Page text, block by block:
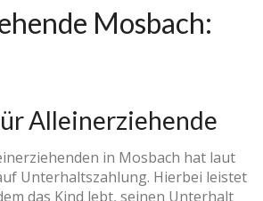
Mosbach:
Alleinerziehende
in Mosbach hat laut
Unterhaltszahlung. Hierbei leistet
das Kind lebt, seinen Unterhalt